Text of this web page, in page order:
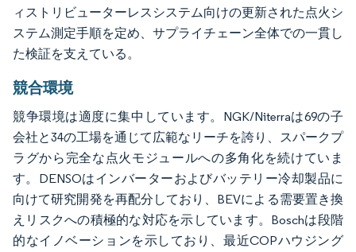
ィストリビューターレスシステム向けの更新された点火シ
ステム測定手順を定め、サプライチェーン全体での一貫し
た検証を支えている。
競合環境
競争環境は適度に集中しています。NGK/Niterraは69の子
会社と34の工場を通じて広範なリーチを誇り、スパークプ
ラグから完全な点火モジュールへの多角化を続けていま
す。DENSOはインバーターおよびバッテリー冷却製品に
向けて研究開発を再配分しており、BEVによる需要置き換
えリスクへの積極的な対応を示しています。Boschは段階
的なイノベーションを示しており、最近COPハウジング